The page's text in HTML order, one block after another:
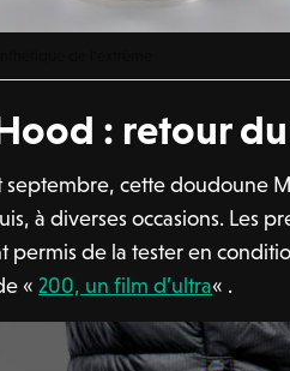
: retour
cette doudoune
à diverses occasions. Les
permis de la tester en
« 200, un film d’ultra« .